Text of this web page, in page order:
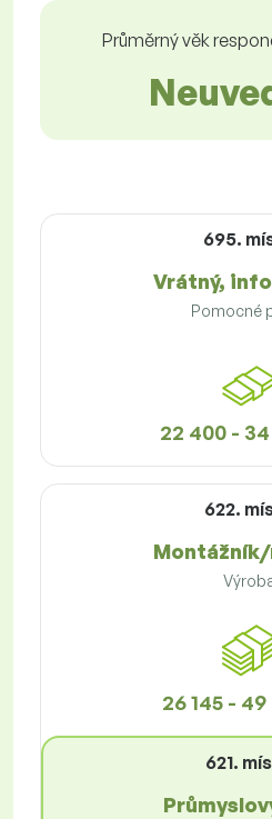
Průměrný věk
695.
Vrátný,
Pomocné
22 400 -
622.
26 145 - 49
621.